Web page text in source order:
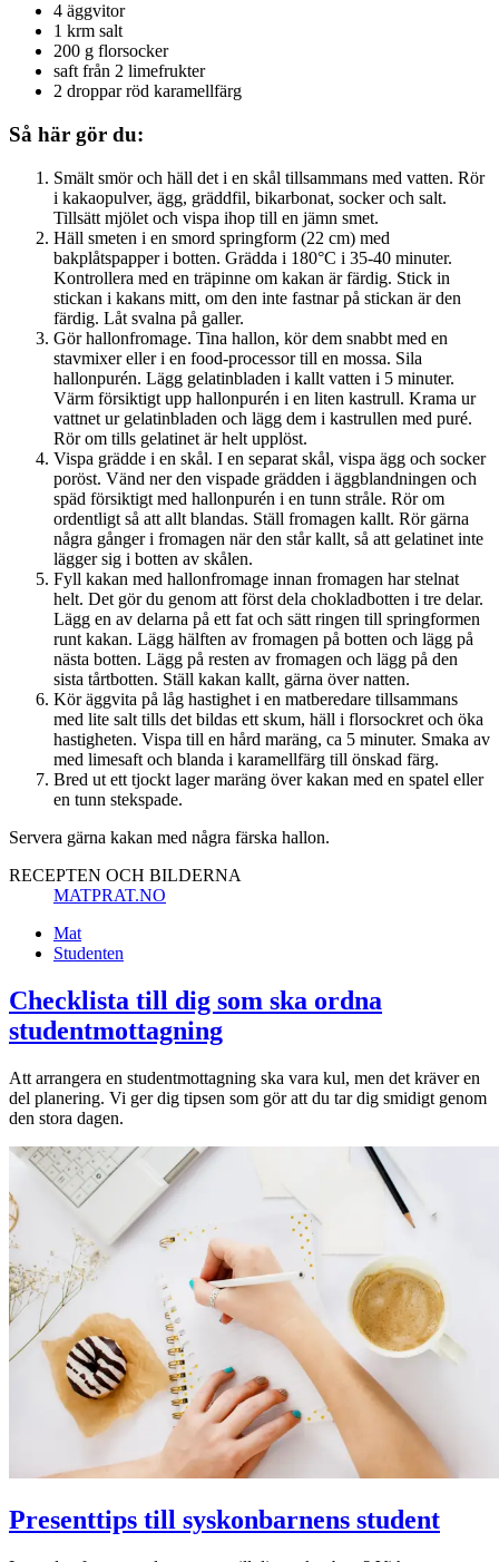
4 äggvitor
1 krm salt
200 g florsocker
saft från 2 limefrukter
2 droppar röd karamellfärg
Så här gör du:
Smält smör och häll det i en skål tillsammans med vatten. Rör
i kakaopulver, ägg, gräddfil, bikarbonat, socker och salt.
Tillsätt mjölet och vispa ihop till en jämn smet.
Häll smeten i en smord springform (22 cm) med
bakplåtspapper i botten. Grädda i 180°C i 35-40 minuter.
Kontrollera med en träpinne om kakan är färdig. Stick in
stickan i kakans mitt, om den inte fastnar på stickan är den
färdig. Låt svalna på galler.
Gör hallonfromage. Tina hallon, kör dem snabbt med en
stavmixer eller i en food-processor till en mossa. Sila
hallonpurén. Lägg gelatinbladen i kallt vatten i 5 minuter.
Värm försiktigt upp hallonpurén i en liten kastrull. Krama ur
vattnet ur gelatinbladen och lägg dem i kastrullen med puré.
Rör om tills gelatinet är helt upplöst.
Vispa grädde i en skål. I en separat skål, vispa ägg och socker
poröst. Vänd ner den vispade grädden i äggblandningen och
späd försiktigt med hallonpurén i en tunn stråle. Rör om
ordentligt så att allt blandas. Ställ fromagen kallt. Rör gärna
några gånger i fromagen när den står kallt, så att gelatinet inte
lägger sig i botten av skålen.
Fyll kakan med hallonfromage innan fromagen har stelnat
helt. Det gör du genom att först dela chokladbotten i tre delar.
Lägg en av delarna på ett fat och sätt ringen till springformen
runt kakan. Lägg hälften av fromagen på botten och lägg på
nästa botten. Lägg på resten av fromagen och lägg på den
sista tårtbotten. Ställ kakan kallt, gärna över natten.
Kör äggvita på låg hastighet i en matberedare tillsammans
med lite salt tills det bildas ett skum, häll i florsockret och öka
hastigheten. Vispa till en hård maräng, ca 5 minuter. Smaka av
med limesaft och blanda i karamellfärg till önskad färg.
Bred ut ett tjockt lager maräng över kakan med en spatel eller
en tunn stekspade.
Servera gärna kakan med några färska hallon.
RECEPTEN OCH BILDERNA
MATPRAT.NO
Mat
Studenten
Checklista till dig som ska ordna
studentmottagning
Att arrangera en studentmottagning ska vara kul, men det kräver en
del planering. Vi ger dig tipsen som gör att du tar dig smidigt genom
den stora dagen.
Presenttips till syskonbarnens student